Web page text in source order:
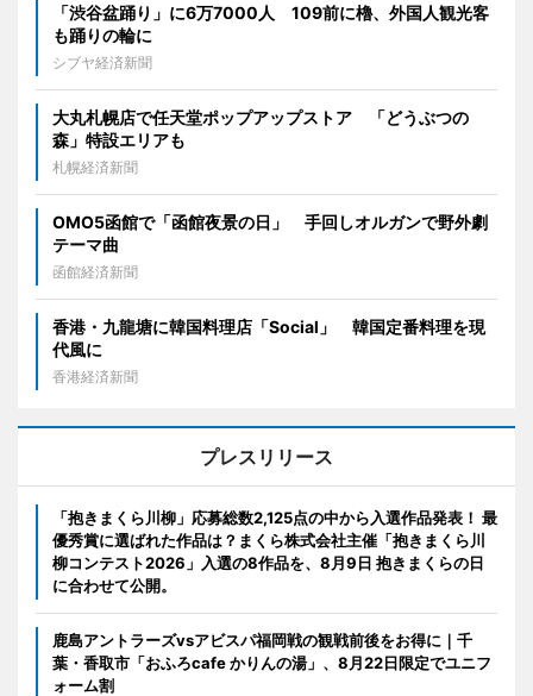
「渋谷盆踊り」に6万7000人 109前に櫓、外国人観光客
も踊りの輪に
シブヤ経済新聞
大丸札幌店で任天堂ポップアップストア 「どうぶつの
森」特設エリアも
札幌経済新聞
OMO5函館で「函館夜景の日」 手回しオルガンで野外劇
テーマ曲
函館経済新聞
香港・九龍塘に韓国料理店「Social」 韓国定番料理を現
代風に
香港経済新聞
プレスリリース
「抱きまくら川柳」応募総数2,125点の中から入選作品発表！ 最
優秀賞に選ばれた作品は？まくら株式会社主催「抱きまくら川
柳コンテスト2026」入選の8作品を、8月9日 抱きまくらの日
に合わせて公開。
鹿島アントラーズvsアビスパ福岡戦の観戦前後をお得に｜千
葉・香取市「おふろcafe かりんの湯」、8月22日限定でユニフ
ォーム割